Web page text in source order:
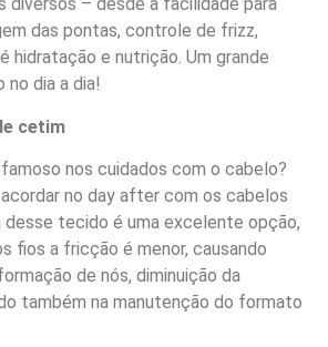
das pontas, controle de frizz,
hidratação e nutrição. Um grande
no dia a dia!
cetim
nos cuidados com o cabelo?
no day after com os cabelos
desse tecido é uma excelente opção,
fios a fricção é menor, causando
de nós, diminuição da
também na manutenção do formato